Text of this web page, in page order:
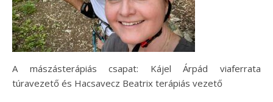
A mászásterápiás csapat: Kájel Árpád viaferrata
túravezető és Hacsavecz Beatrix terápiás vezető